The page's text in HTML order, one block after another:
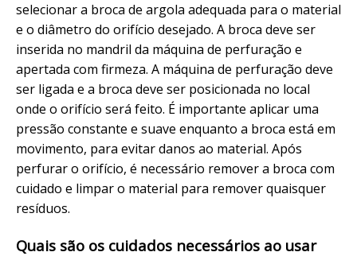
selecionar a broca de argola adequada para o material
e o diâmetro do orifício desejado. A broca deve ser
inserida no mandril da máquina de perfuração e
apertada com firmeza. A máquina de perfuração deve
ser ligada e a broca deve ser posicionada no local
onde o orifício será feito. É importante aplicar uma
pressão constante e suave enquanto a broca está em
movimento, para evitar danos ao material. Após
perfurar o orifício, é necessário remover a broca com
cuidado e limpar o material para remover quaisquer
resíduos.
Quais são os cuidados necessários ao usar